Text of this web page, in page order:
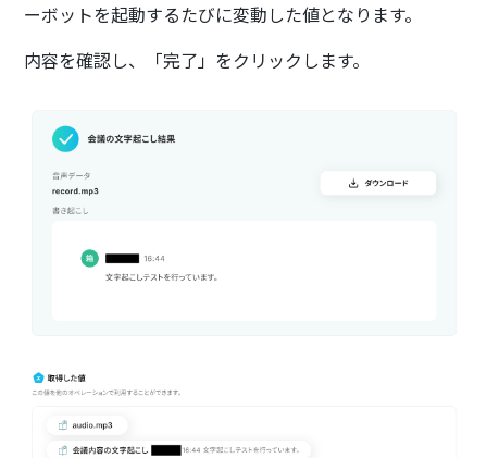
ーボットを起動するたびに変動した値となります。
内容を確認し、「完了」をクリックします。